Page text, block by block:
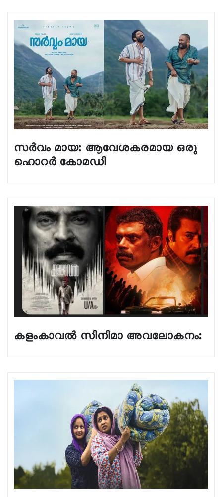
സർവം മായ: ആവേശകരമായ ഒരു
ഹൊറർ കോമഡി
കളംകാവൽ സിനിമാ അവലോകനം: